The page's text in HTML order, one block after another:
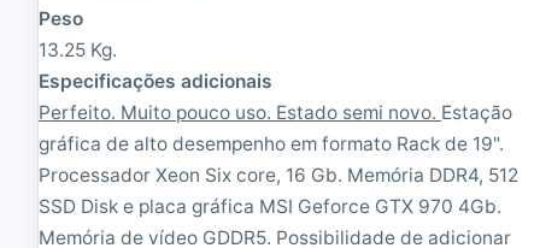
r
e
3
.
6
G
z
|
1
Peso
13.25 Kg.
Especificações adicionais
Perfeito. Muito pouco uso. Estado semi novo. Estação
gráfica de alto desempenho em formato Rack de 19".
Processador Xeon Six core, 16 Gb. Memória DDR4, 512
SSD Disk e placa gráfica MSI Geforce GTX 970 4Gb.
Memória de vídeo GDDR5. Possibilidade de adicionar